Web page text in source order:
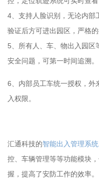
4、支持人脸识别，无论内部
验证后方可进出园区，严格
5、所有人、车、物出入园区
安全问题，可第一时间追溯。
6、内部员工车统一授权，外
入权限。
汇通科技的智能出入管理系统
控、车辆管理等等功能模块
握，提高了安防工作的效率。